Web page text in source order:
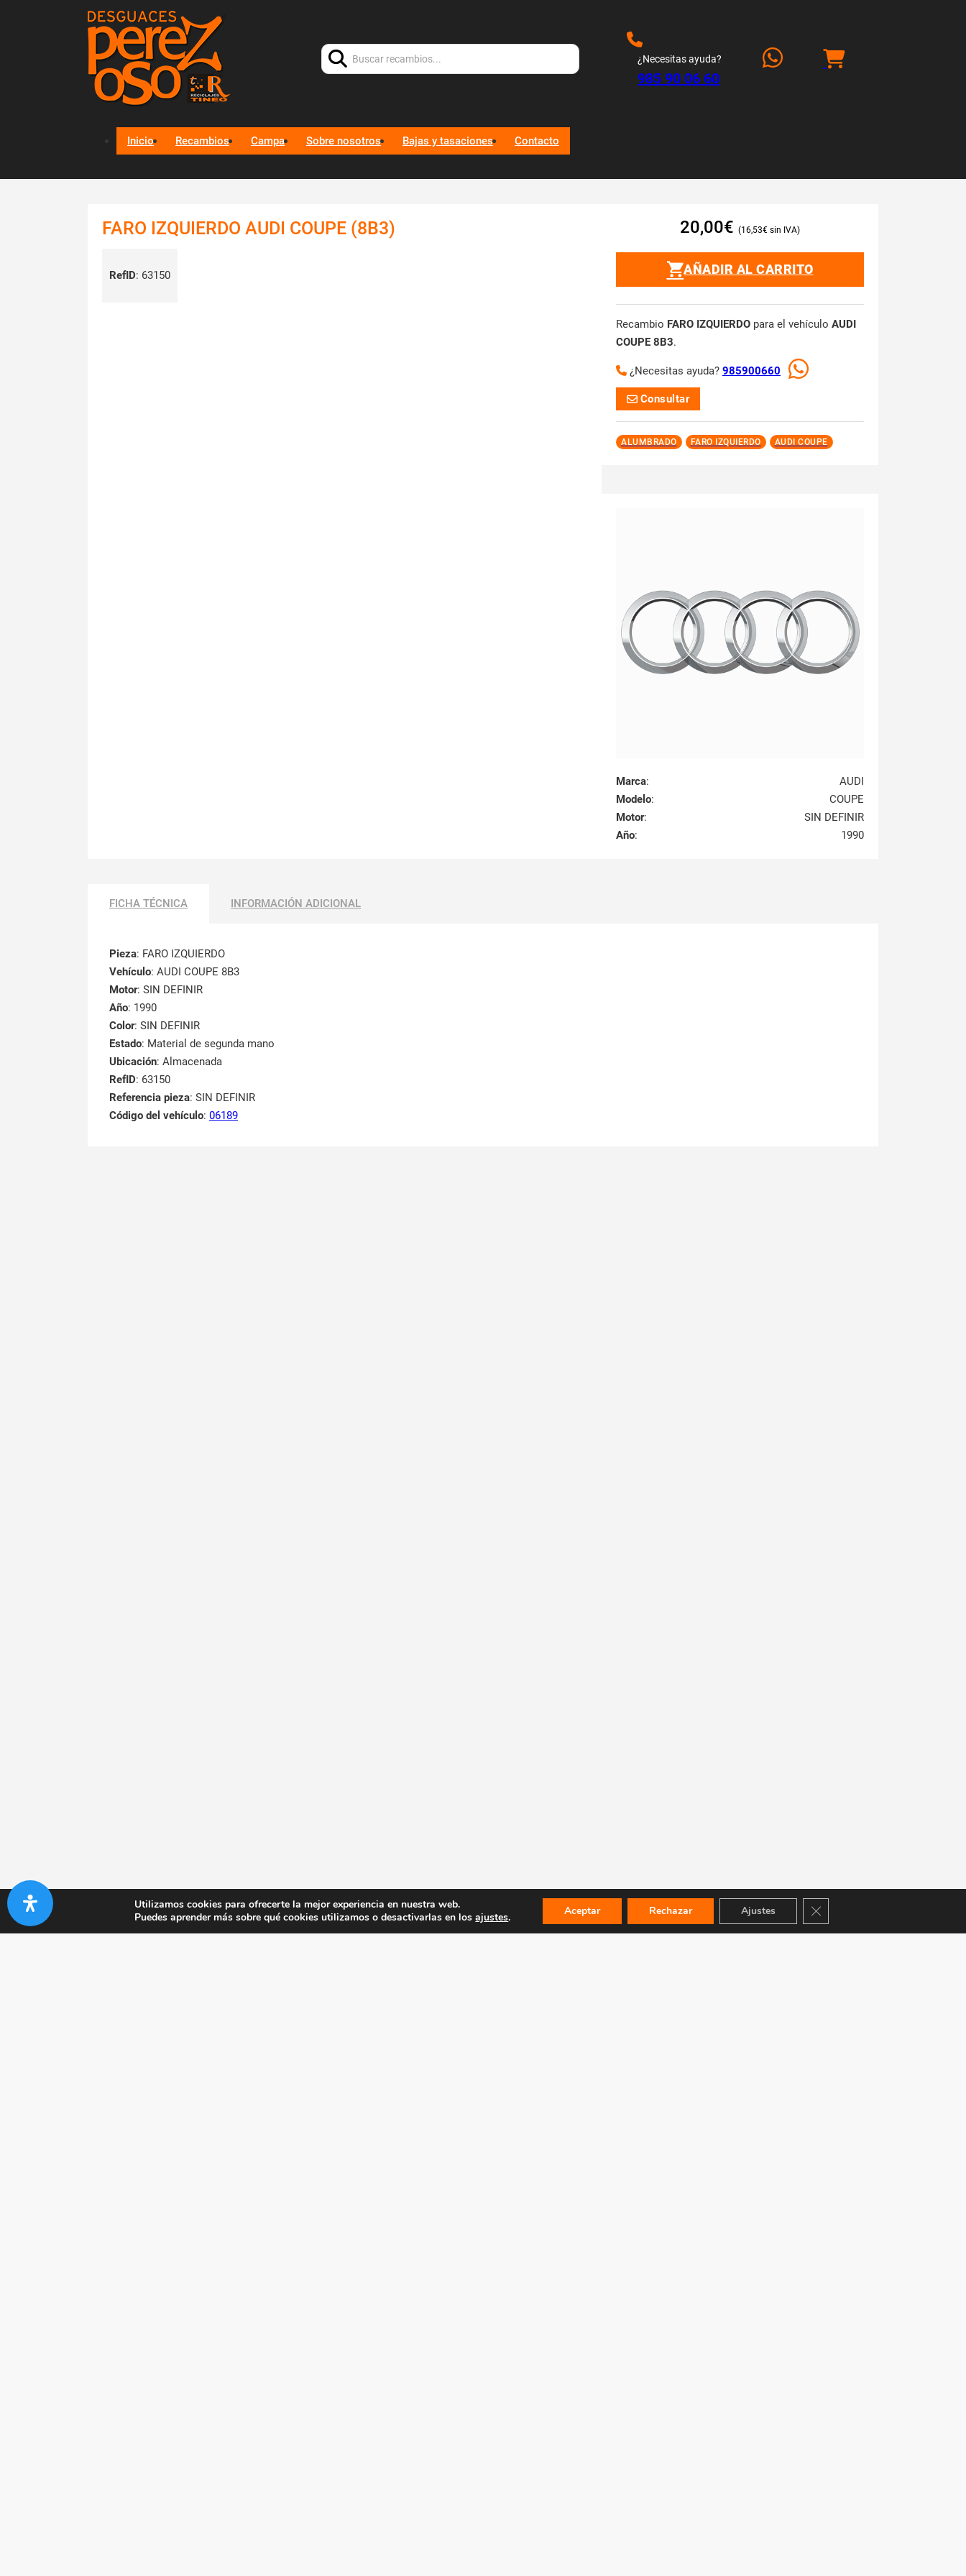
Buscar:
¿Necesitas ayuda?
985 90 06 60
Inicio Recambios Campa Sobre nosotros Bajas y tasaciones Contacto
FARO IZQUIERDO AUDI COUPE (8B3)
RefID: 63150
20,00€ 16,53€
AÑADIR AL CARRITO
Recambio FARO IZQUIERDO para el vehículo AUDI
COUPE 8B3.
¿Necesitas ayuda? 985900660
Consultar
ALUMBRADO FARO IZQUIERDO AUDI COUPE
Marca:
AUDI
Modelo:
COUPE
Motor:
SIN DEFINIR
Año: 1990
FICHA TÉCNICA INFORMACIÓN ADICIONAL
Pieza: FARO IZQUIERDO
Vehículo: AUDI COUPE 8B3
Motor: SIN DEFINIR
Año: 1990
Color: SIN DEFINIR
Estado: Material de segunda mano
Ubicación: Almacenada
RefID: 63150
Referencia pieza: SIN DEFINIR
Código del vehículo: 06189
Utilizamos cookies para ofrecerte la mejor experiencia en nuestra web.
Puedes aprender más sobre qué cookies utilizamos o desactivarlas en losajustes. Aceptar Rechazar Ajustes Cerrar el banner de cookies RGPD